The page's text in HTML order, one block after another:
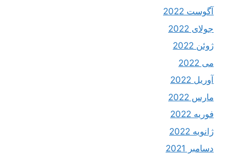
آگوست 2022
جولای 2022
ژوئن 2022
می 2022
آوریل 2022
مارس 2022
فوریه 2022
ژانویه 2022
دسامبر 2021